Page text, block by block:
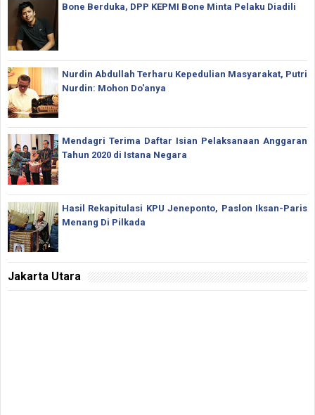
Bone Berduka, DPP KEPMI Bone Minta Pelaku Diadili
Nurdin Abdullah Terharu Kepedulian Masyarakat, Putri
Nurdin: Mohon Do'anya
Mendagri Terima Daftar Isian Pelaksanaan Anggaran
Tahun 2020 di Istana Negara
Hasil Rekapitulasi KPU Jeneponto, Paslon Iksan-Paris
Menang Di Pilkada
Jakarta Utara